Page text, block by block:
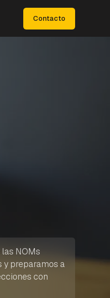
Contacto
NOMs
y preparamos a
con